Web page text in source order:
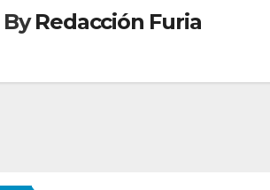
ByRedacción Furia